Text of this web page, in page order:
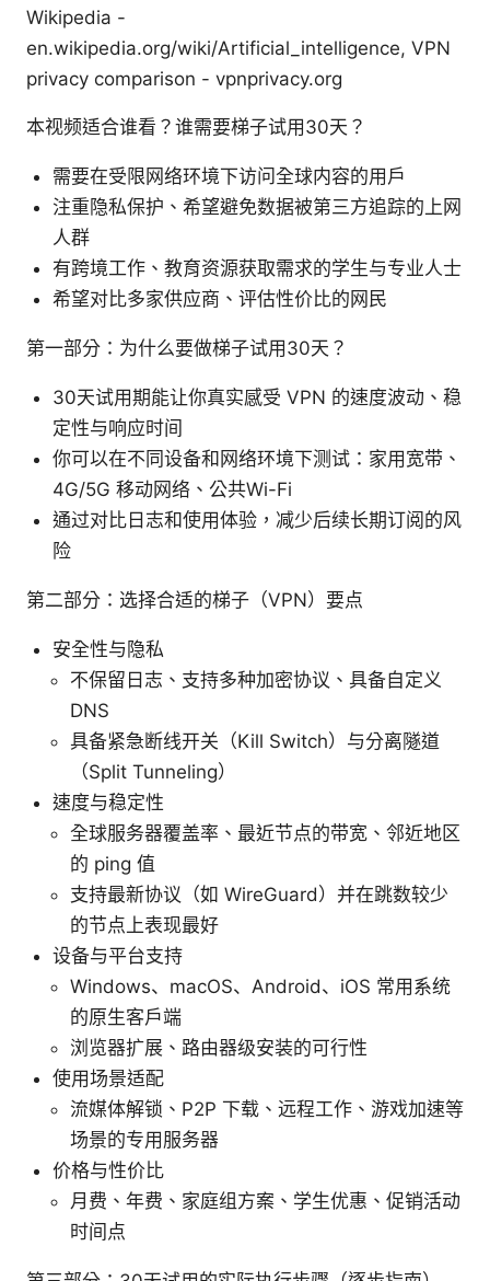
Wikipedia -
en.wikipedia.org/wiki/Artificial_intelligence, VPN
privacy comparison - vpnprivacy.org
本视频适合谁看？谁需要梯子试用30天？
需要在受限网络环境下访问全球内容的用户
注重隐私保护、希望避免数据被第三方追踪的上网
人群
有跨境工作、教育资源获取需求的学生与专业人士
希望对比多家供应商、评估性价比的网民
第一部分：为什么要做梯子试用30天？
30天试用期能让你真实感受 VPN 的速度波动、稳
定性与响应时间
你可以在不同设备和网络环境下测试：家用宽带、
4G/5G 移动网络、公共Wi-Fi
通过对比日志和使用体验，减少后续长期订阅的风
险
第二部分：选择合适的梯子（VPN）要点
安全性与隐私
不保留日志、支持多种加密协议、具备自定义
DNS
具备紧急断线开关（Kill Switch）与分离隧道
（Split Tunneling）
速度与稳定性
全球服务器覆盖率、最近节点的带宽、邻近地区
的 ping 值
支持最新协议（如 WireGuard）并在跳数较少
的节点上表现最好
设备与平台支持
Windows、macOS、Android、iOS 常用系统
的原生客户端
浏览器扩展、路由器级安装的可行性
使用场景适配
流媒体解锁、P2P 下载、远程工作、游戏加速等
场景的专用服务器
价格与性价比
月费、年费、家庭组方案、学生优惠、促销活动
时间点